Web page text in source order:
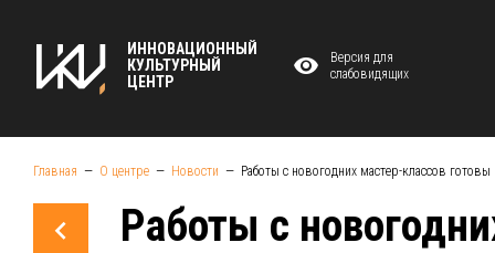
ИННОВАЦИОННЫЙ
КУЛЬТУРНЫЙ
ЦЕНТР
Версия для
слабовидящих
Главная О центре Новости Работы с новогодних мастер-классов готовы
Работы с